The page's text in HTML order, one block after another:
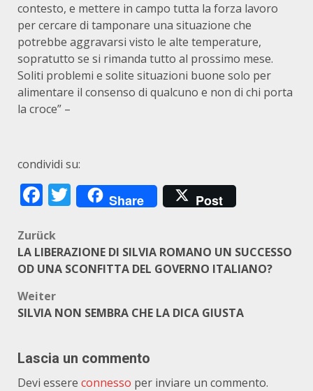
contesto, e mettere in campo tutta la forza lavoro
per cercare di tamponare una situazione che
potrebbe aggravarsi visto le alte temperature,
sopratutto se si rimanda tutto al prossimo mese.
Soliti problemi e solite situazioni buone solo per
alimentare il consenso di qualcuno e non di chi porta
la croce” –
condividi su:
Facebook
Twitter
Share Post
Beitragsnavigation
Zurück
LA LIBERAZIONE DI SILVIA ROMANO UN SUCCESSO
OD UNA SCONFITTA DEL GOVERNO ITALIANO?
Weiter
SILVIA NON SEMBRA CHE LA DICA GIUSTA
Lascia un commento
Devi essere connesso per inviare un commento.